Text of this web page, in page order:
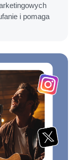
i pomaga